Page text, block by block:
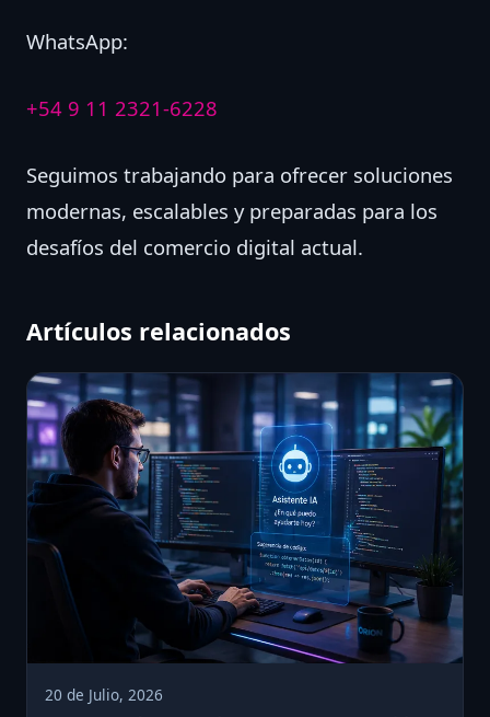
WhatsApp:
+54 9 11 2321-6228
Seguimos trabajando para ofrecer soluciones
modernas, escalables y preparadas para los
desafíos del comercio digital actual.
Artículos relacionados
20 de Julio, 2026